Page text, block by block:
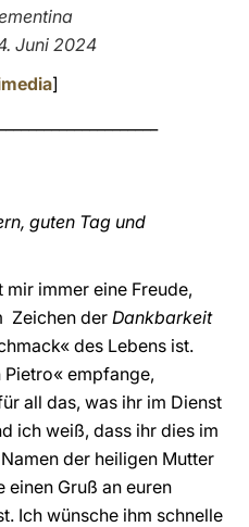
Juni 2024
]
guten Tag und
immer eine Freude,
Zeichen der Dankbarkeit
des Lebens ist.
empfange,
all das, was ihr im Dienst
ich weiß, dass ihr dies im
der heiligen Mutter
einen Gruß an euren
Ich wünsche ihm schnelle